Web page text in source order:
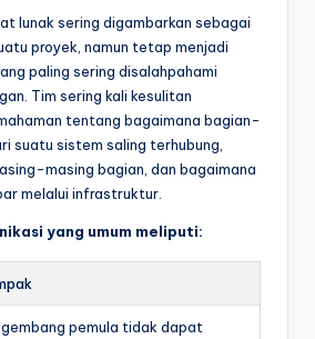
lunak sering digambarkan sebagai
proyek, namun tetap menjadi
paling sering disalahpahami
Tim sering kali kesulitan
tentang bagaimana bagian-
suatu sistem saling terhubung,
masing bagian, dan bagaimana
melalui infrastruktur.
yang umum meliputi:
pemula tidak dapat